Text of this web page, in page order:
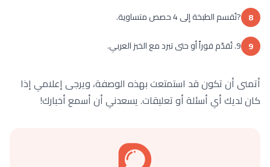
8 ?تُقسم الطبخة إلى 4 حصص متساوية.
9 9. تُقدّم فوراً أو حتى تبرد مع الخبز العربي.
أتمنى أن تكون قد استمتعت بهذه الوصفة، ويرجى إعلامي إذا
كان لديك أي أسئلة أو تعليقات. يسعدني أن أسمع أخبارك!